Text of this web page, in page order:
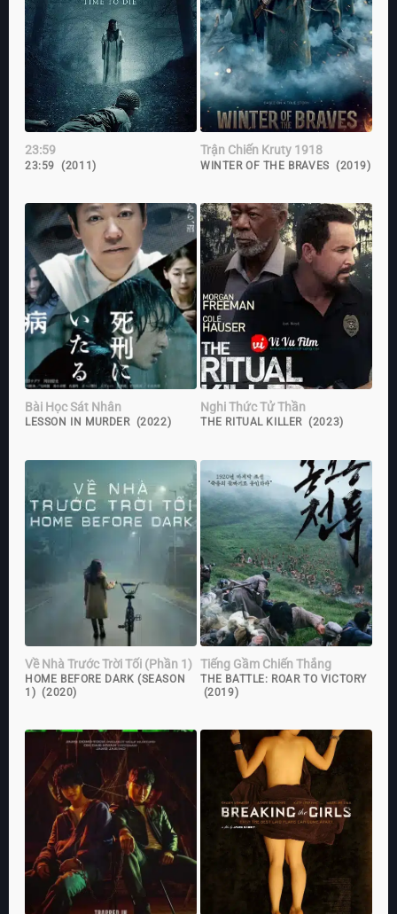
23:59
23:59 (2011)
Trận Chiến Kruty 1918
WINTER OF THE BRAVES (2019)
Bài Học Sát Nhân
LESSON IN MURDER (2022)
Nghi Thức Tử Thần
THE RITUAL KILLER (2023)
Về Nhà Trước Trời Tối (Phần 1)
HOME BEFORE DARK (SEASON
1) (2020)
Tiếng Gầm Chiến Thắng
THE BATTLE: ROAR TO VICTORY
(2019)